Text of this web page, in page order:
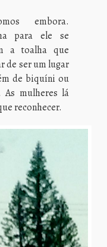
embora.
para ele se
a toalha que
de ser um lugar
de biquíni ou
As mulheres lá
reconhecer.